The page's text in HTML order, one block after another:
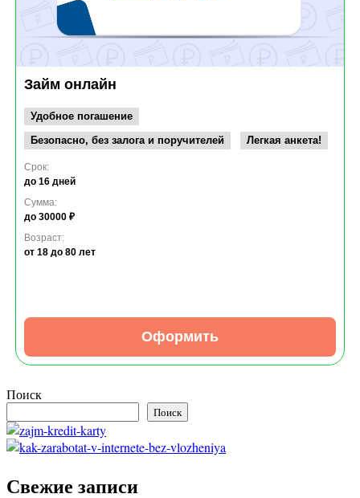
Займ онлайн
Удобное погашение
Безопасно, без залога и поручителей
Легкая анкета!
Срок:
до 16 дней
Сумма:
до 30000 ₽
Возраст:
от 18 до 80 лет
Оформить
Поиск
Поиск
Свежие записи